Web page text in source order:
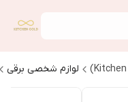
لوازم شخصی برقی